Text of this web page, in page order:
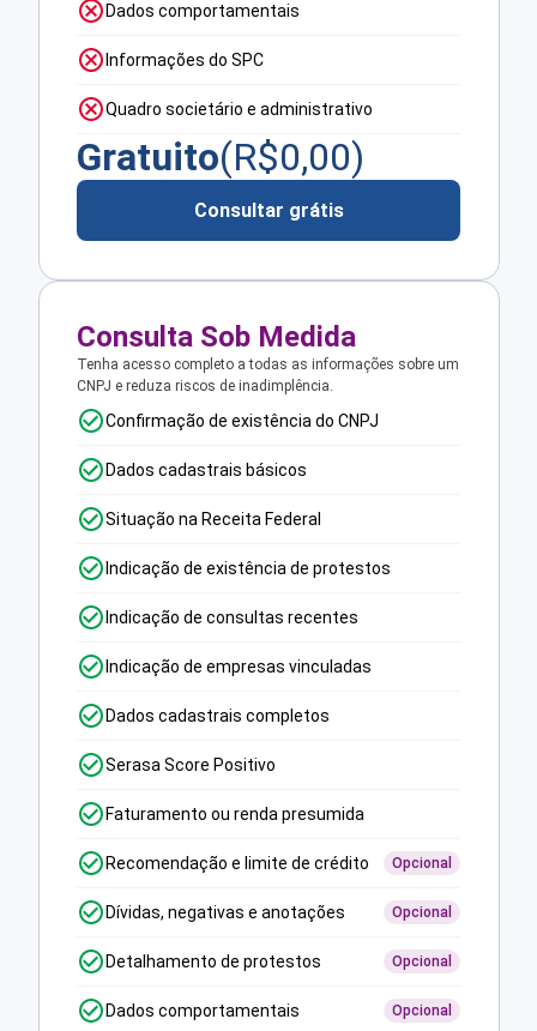
Dados comportamentais
Informações do SPC
Quadro societário e administrativo
Gratuito(R$0,00)
Consultar grátis
Consulta Sob Medida
Tenha acesso completo a todas as informações sobre um
CNPJ e reduza riscos de inadimplência.
Confirmação de existência do CNPJ
Dados cadastrais básicos
Situação na Receita Federal
Indicação de existência de protestos
Indicação de consultas recentes
Indicação de empresas vinculadas
Dados cadastrais completos
Serasa Score Positivo
Faturamento ou renda presumida
Recomendação e limite de crédito Opcional
Dívidas, negativas e anotações Opcional
Detalhamento de protestos Opcional
Dados comportamentais Opcional